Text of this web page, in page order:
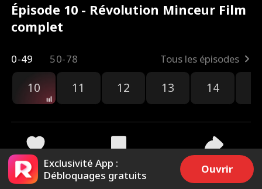
Épisode 10 - Révolution Minceur Film
complet
0-49 50-78 Tous les épisodes
10 11 12 13 14
4.2k 52.4k Partager
Exclusivité App :
Débloquages gratuits
Ouvrir